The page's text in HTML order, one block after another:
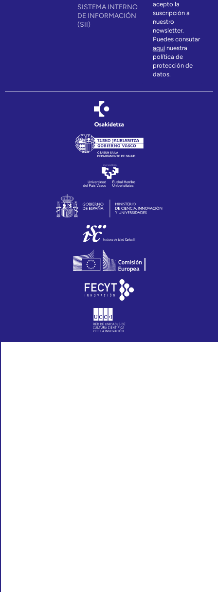
SISTEMA INTERNO
DE INFORMACIÓN
(SII)
acepto la
suscripción a
nuestro
newsletter.
Puedes consutar
aquínuestra
política de
protección de
datos.